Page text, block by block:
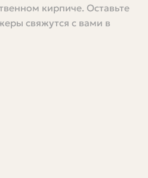
не выйдет из моды.
формирует печи и
строительство или
кирпиче. Оставьте
свяжутся с вами в